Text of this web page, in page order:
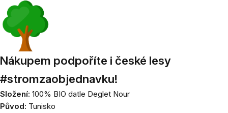
Nákupem podpoříte i české lesy
#stromzaobjednavku!
Složení: 100% BIO datle Deglet Nour
Původ: Tunisko